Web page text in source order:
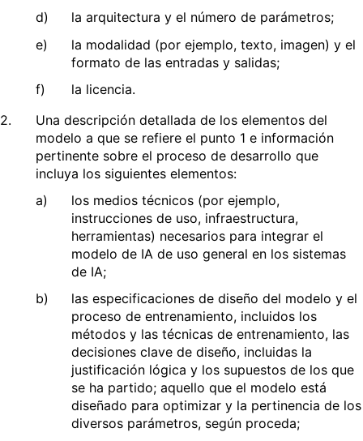
d)
la arquitectura y el número de parámetros;
e)
la modalidad (por ejemplo, texto, imagen) y el
formato de las entradas y salidas;
f)
la licencia.
2.
Una descripción detallada de los elementos del
modelo a que se refiere el punto 1 e información
pertinente sobre el proceso de desarrollo que
incluya los siguientes elementos:
a)
los medios técnicos (por ejemplo,
instrucciones de uso, infraestructura,
herramientas) necesarios para integrar el
modelo de IA de uso general en los sistemas
de IA;
b)
las especificaciones de diseño del modelo y el
proceso de entrenamiento, incluidos los
métodos y las técnicas de entrenamiento, las
decisiones clave de diseño, incluidas la
justificación lógica y los supuestos de los que
se ha partido; aquello que el modelo está
diseñado para optimizar y la pertinencia de los
diversos parámetros, según proceda;